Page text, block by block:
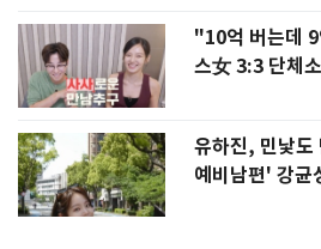
"10억 버는데
스女 3:3 단체
유하진, 민낯
예비남편' 강균